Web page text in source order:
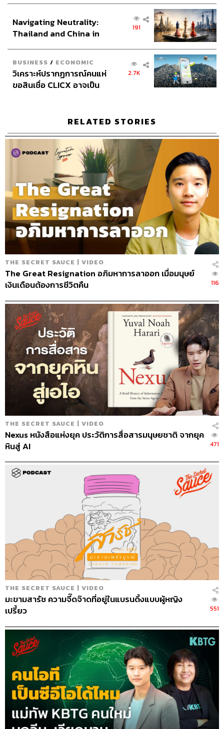
THE STANDARD Proofreader Team
THE STANDARD Webmaster Team
Social Media Adminsวนัชพร ดวงนิล, สุทธกิตติ์​ สุทธา
วรรณกุล, ธิติกร ลิ้มทองมณี, วิมลณัฐ พรศิริอนันต์, นิพพิชฌน์
ชุลีนวน, พฤษภา แซ่เต็ง
Archive Officerอาทิตยา อิสสรานุสรณ์
TAGS: The Secret Sauce เคน นครินทร์
Podcast
The Standard Podcast
61
ABOUT THE HOST
นครินทร์ วนกิจไพบูลย์
บรรณาธิการบริหาร สำนักข่าว THE
STANDARD วิทยากรด้านสื่อและการทำคอน
เทนต์ออนไลน์
อินโดนีเซีย
Navigating Neutrality:
Thailand and China in
191
BUSINESS / ECONOMIC
วิเคราะห์ปรากฏการณ์คนแห่
ขอสินเชื่อ CLICX อาจเป็น
2.7K
RELATED STORIES
THE SECRET SAUCE | VIDEO
The Great Resignation อภิมหาการลาออก เมื่อมนุษย์
เงินเดือนต้องการชีวิตคืน
116
THE SECRET SAUCE | VIDEO
Nexus หนังสือแห่งยุค ประวัติการสื่อสารมนุษยชาติ จากยุค
หินสู่ AI
471
THE SECRET SAUCE | VIDEO
มะขามสารัช ความจี๊ดจ๊าดที่อยู่ในแบรนดิ้งแบบผู้หญิง
เปรี้ยว
551